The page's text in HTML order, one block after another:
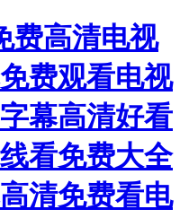
费高清电视
费观看电视
幕高清好看
看免费大全
清免费看电